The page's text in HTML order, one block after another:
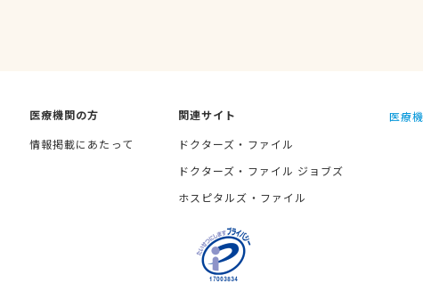
医療機関の方
情報掲載にあたって
関連サイト
ドクターズ・ファイル
ドクターズ・ファイル ジョブズ
ホスピタルズ・ファイル
医療